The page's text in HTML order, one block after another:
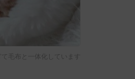
て毛布と一体化しています